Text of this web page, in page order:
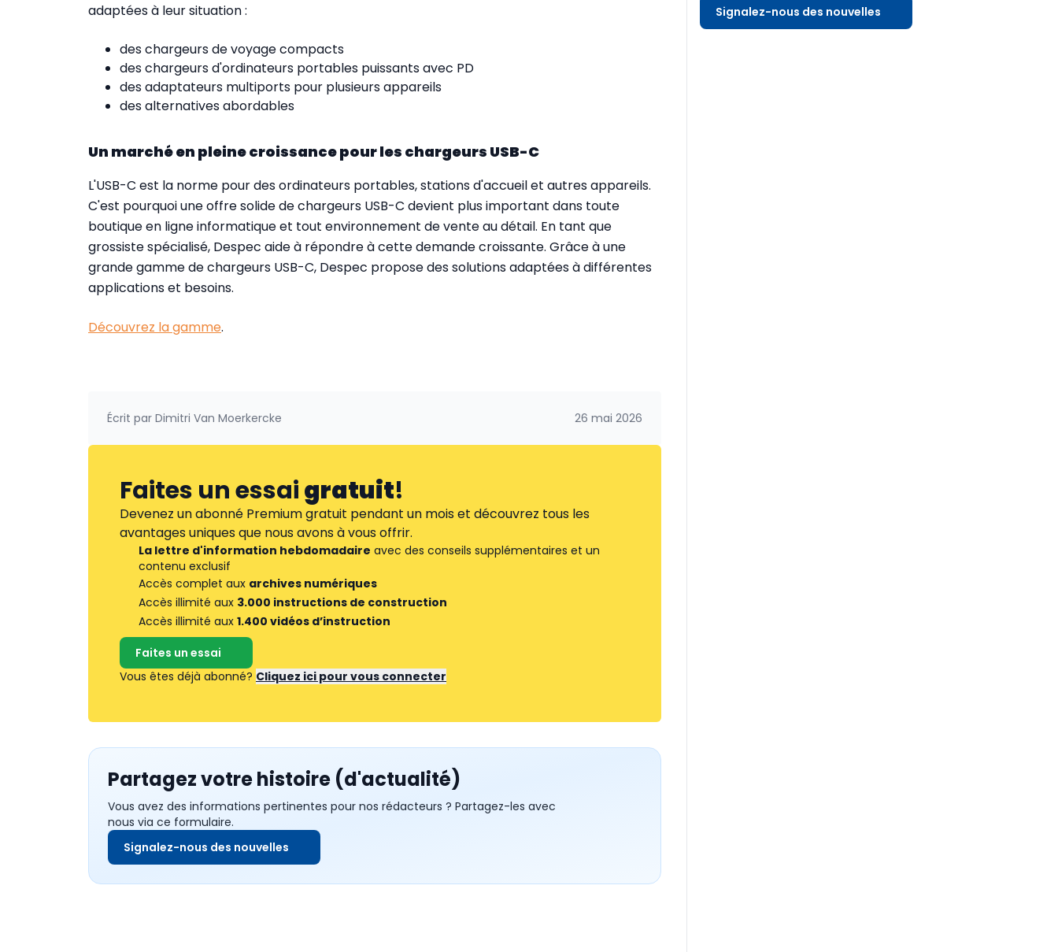
adaptées à leur situation :
des chargeurs de voyage compacts
des chargeurs d'ordinateurs portables puissants avec PD
des adaptateurs multiports pour plusieurs appareils
des alternatives abordables
Un marché en pleine croissance pour les chargeurs USB-C
L'USB-C est la norme pour des ordinateurs portables, stations d'accueil et autres appareils.
C'est pourquoi une offre solide de chargeurs USB-C devient plus important dans toute
boutique en ligne informatique et tout environnement de vente au détail. En tant que
grossiste spécialisé, Despec aide à répondre à cette demande croissante. Grâce à une
grande gamme de chargeurs USB-C, Despec propose des solutions adaptées à différentes
applications et besoins.
Découvrez la gamme.
Écrit par Dimitri Van Moerkercke 26 mai 2026
Faites un essaigratuit!
Devenez un abonné Premium gratuit pendant un mois et découvrez tous les
avantages uniques que nous avons à vous offrir.
La lettre d'information hebdomadaire avec des conseils supplémentaires et un
contenu exclusif
Accès complet aux archives numériques
Accès illimité aux 3.000 instructions de construction
Accès illimité aux 1.400 vidéos d’instruction
Faites un essai
Vous êtes déjà abonné? Cliquez ici pour vous connecter
Partagez votre histoire (d'actualité)
Vous avez des informations pertinentes pour nos rédacteurs ? Partagez-les avec
nous via ce formulaire.
Signalez-nous des nouvelles
Signalez-nous des nouvelles